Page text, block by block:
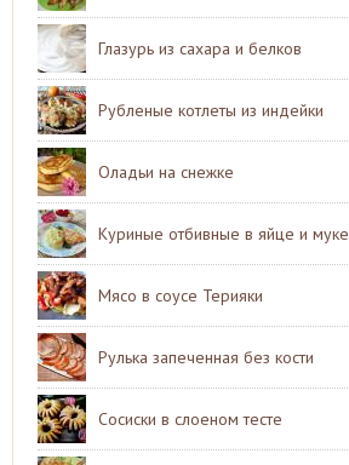
Глазурь из сахара и белков
Рубленые котлеты из индейки
Оладьи на снежке
Куриные отбивные в яйце и муке
Мясо в соусе Терияки
Рулька запеченная без кости
Сосиски в слоеном тесте